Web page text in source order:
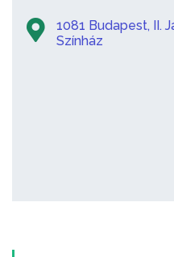
1081 Budapest, II.
Színház